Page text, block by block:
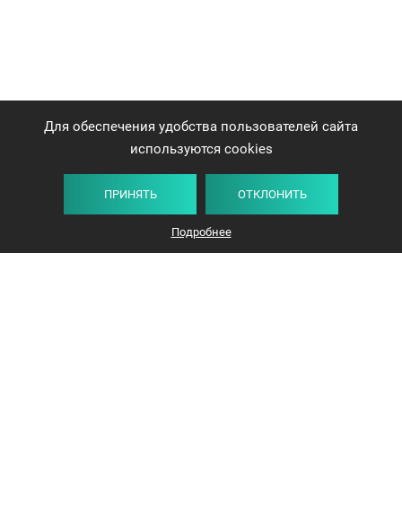
Для обеспечения удобства пользователей сайта
используются cookies
ПРИНЯТЬ ОТКЛОНИТЬ
Подробнее